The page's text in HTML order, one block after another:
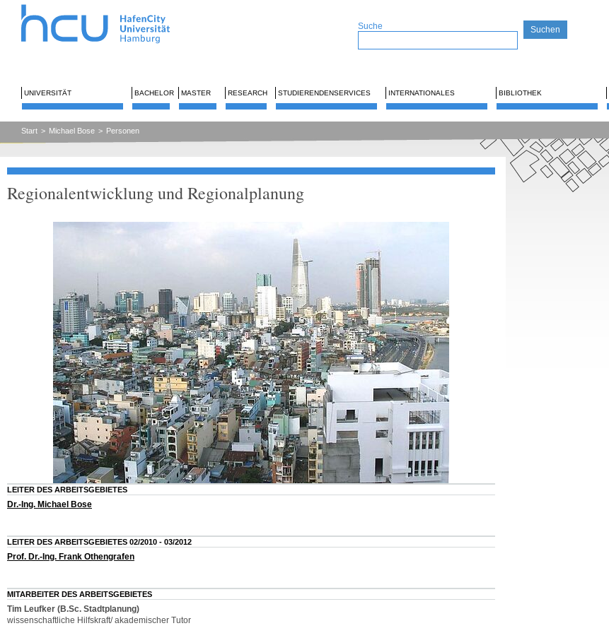
Suche
UNIVERSITÄT BACHELOR MASTER RESEARCH STUDIERENDENSERVICES INTERNATIONALES BIBLIOTHEK
Start > Michael Bose > Personen
Regionalentwicklung und Regionalplanung
LEITER DES ARBEITSGEBIETES
Dr.-Ing. Michael Bose
LEITER DES ARBEITSGEBIETES 02/2010 - 03/2012
Prof. Dr.-Ing. Frank Othengrafen
MITARBEITER DES ARBEITSGEBIETES
Tim Leufker (B.Sc. Stadtplanung)
wissenschaftliche Hilfskraft/ akademischer Tutor